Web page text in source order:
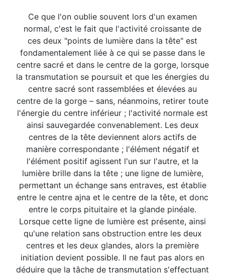
Ce que l'on oublie souvent lors d'un examen
normal, c'est le fait que l'activité croissante de
ces deux "points de lumière dans la tête" est
fondamentalement liée à ce qui se passe dans le
centre sacré et dans le centre de la gorge, lorsque
la transmutation se poursuit et que les énergies du
centre sacré sont rassemblées et élevées au
centre de la gorge – sans, néanmoins, retirer toute
l'énergie du centre inférieur ; l'activité normale est
ainsi sauvegardée convenablement. Les deux
centres de la tête deviennent alors actifs de
manière correspondante ; l'élément négatif et
l'élément positif agissent l'un sur l'autre, et la
lumière brille dans la tête ; une ligne de lumière,
permettant un échange sans entraves, est établie
entre le centre ajna et le centre de la tête, et donc
entre le corps pituitaire et la glande pinéale.
Lorsque cette ligne de lumière est présente, ainsi
qu'une relation sans obstruction entre les deux
centres et les deux glandes, alors la première
initiation devient possible. Il ne faut pas alors en
déduire que la tâche de transmutation s'effectuant